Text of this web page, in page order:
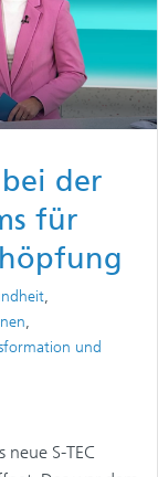
der
für
,
,
und
S-TEC